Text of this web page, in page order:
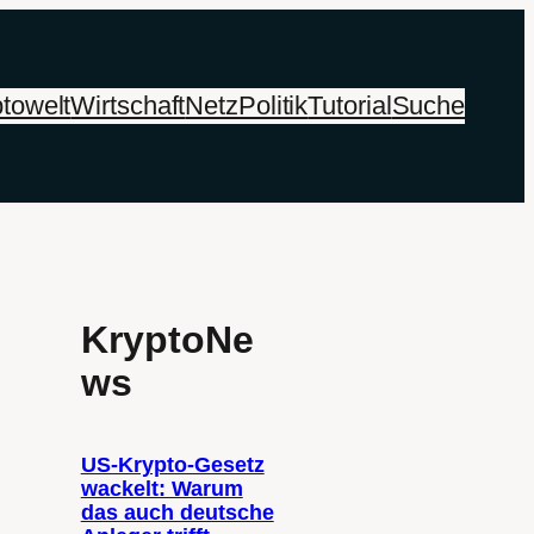
WirtschaftNetzPolitikTutorialSuche
KryptoNe
ws
US-Krypto-Gesetz
wackelt: Warum
das auch deutsche